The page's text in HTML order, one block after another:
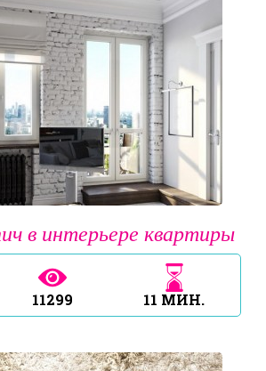
в интерьере квартиры
11299 11 МИН.